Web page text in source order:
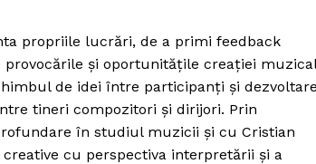
propriile lucrări, de a primi feedback
și oportunitățile creației
de idei între participanți și
tineri compozitori și dirijori. Prin
în studiul muzicii și cu Cristian
cu perspectiva interpretării și a